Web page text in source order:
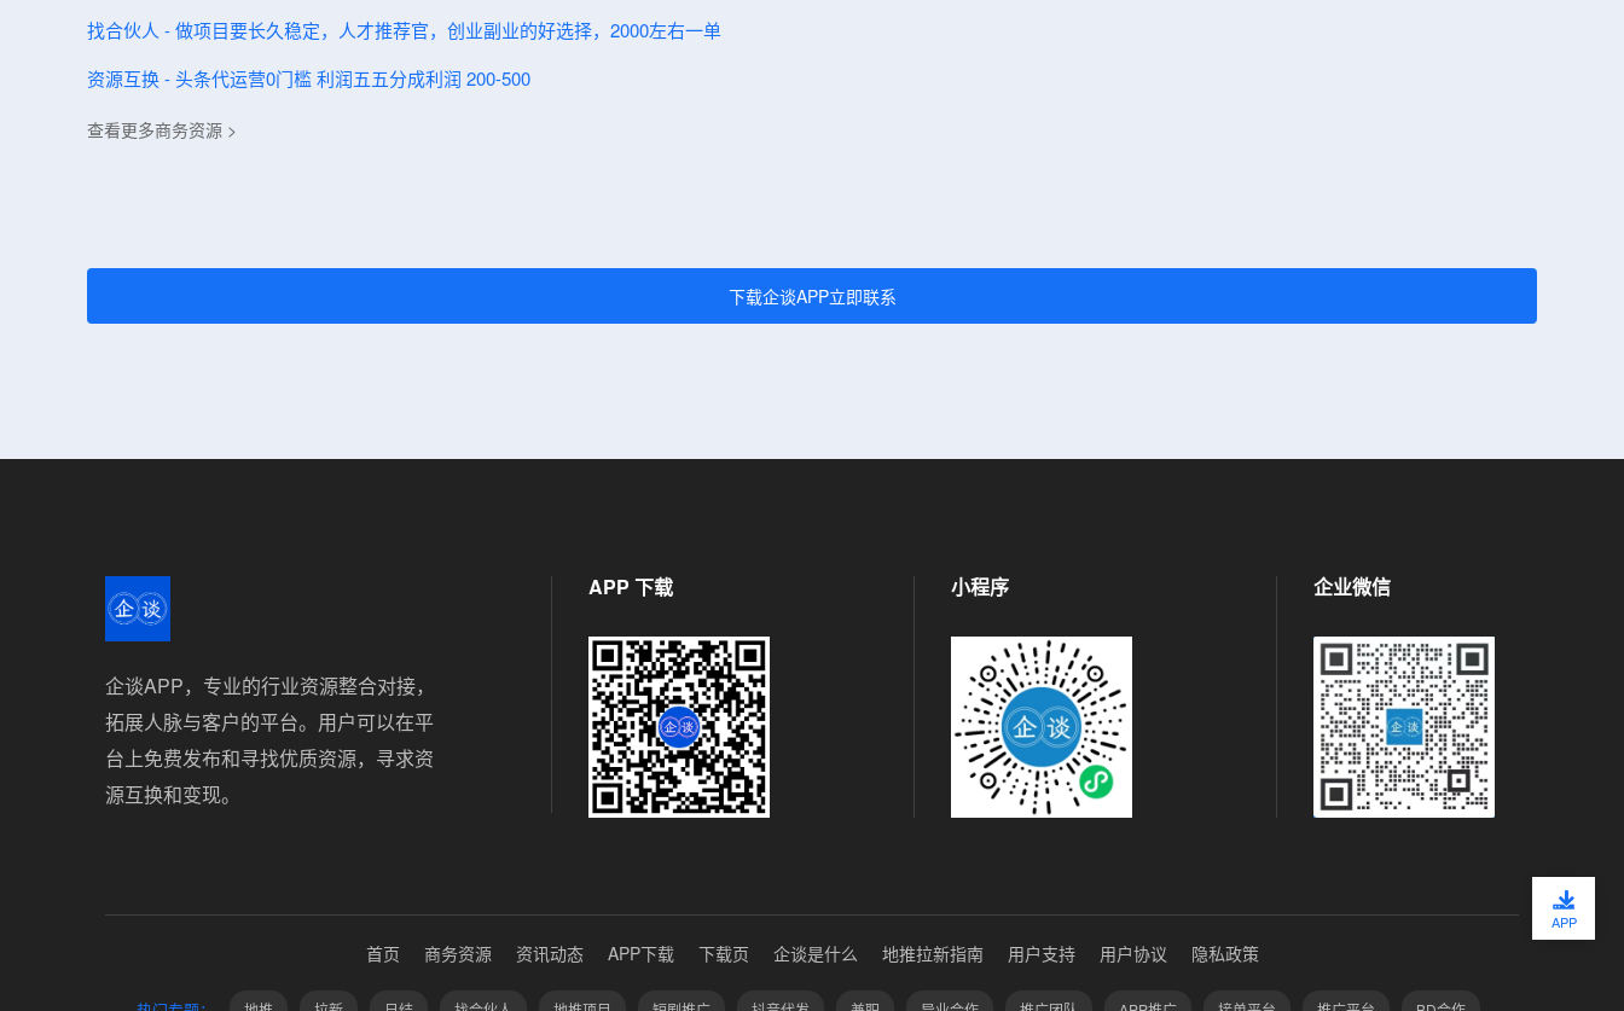
找合伙人 - 做项目要长久稳定，人才推荐官，创业副业的好选择，2000左右一单
资源互换 - 头条代运营0门槛 利润五五分成利润 200-500
查看更多商务资源 >
下载企谈APP立即联系
企谈APP，专业的行业资源整合对接，
拓展人脉与客户的平台。用户可以在平
台上免费发布和寻找优质资源，寻求资
源互换和变现。
APP 下载 小程序 企业微信
首页 商务资源 资讯动态 APP下载 下载页 企谈是什么 地推拉新指南 用户支持 用户协议 隐私政策
APP